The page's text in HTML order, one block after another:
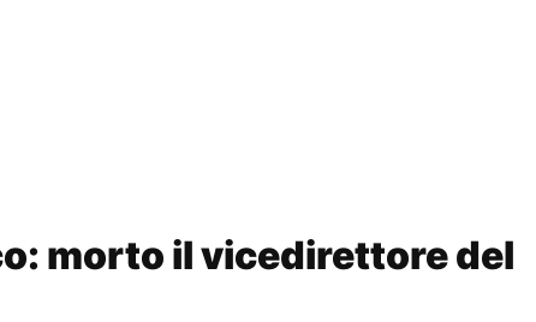
morto il vicedirettore del